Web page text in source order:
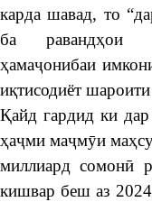
карда шавад, то
ба равандҳои
ҳамаҷонибаи
иқтисодиёт
Қайд гардид ки
ҳаҷми маҷмӯи
миллиард сомонӣ
кишвар беш аз